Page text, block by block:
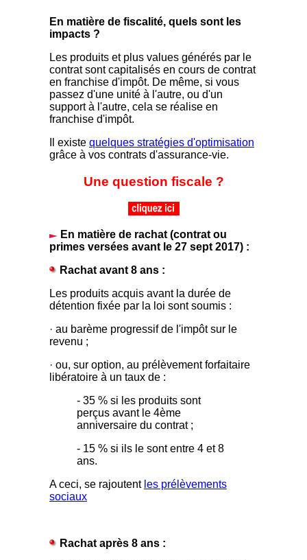
En matière de fiscalité, quels sont les
impacts ?
Les produits et plus values générés par le
contrat sont capitalisés en cours de contrat
en franchise d'impôt. De même, si vous
passez d'une unité à l'autre, ou d'un
support à l'autre, cela se réalise en
franchise d'impôt.
Il existe quelques stratégies d'optimisation
grâce à vos contrats d'assurance-vie.
Une question fiscale ?
En matière de rachat (contrat ou
primes versées avant le 27 sept 2017) :
Rachat avant 8 ans :
Les produits acquis avant la durée de
détention fixée par la loi sont soumis :
· au barème progressif de l'impôt sur le
revenu ;
· ou, sur option, au prélèvement forfaitaire
libératoire à un taux de :
- 35 % si les produits sont
perçus avant le 4ème
anniversaire du contrat ;
- 15 % si ils le sont entre 4 et 8
ans.
A ceci, se rajoutent les prélèvements
sociaux
Rachat après 8 ans :